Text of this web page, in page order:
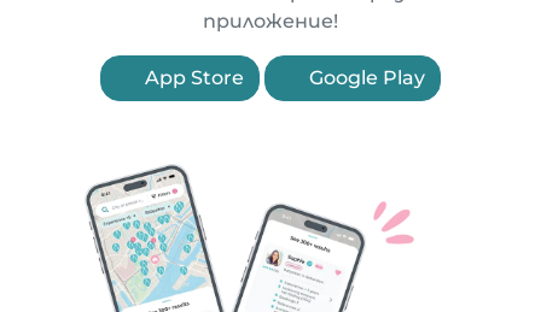
приложение!
App Store Google Play